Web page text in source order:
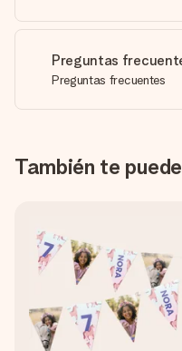
Preguntas
Preguntas frecuentes
También te